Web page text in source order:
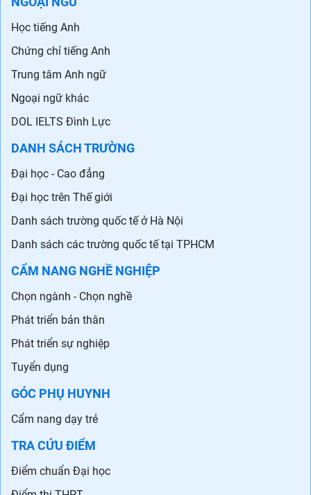
Học tiếng Anh
Chứng chỉ tiếng Anh
Trung tâm Anh ngữ
Ngoại ngữ khác
DOL IELTS Đình Lực
DANH SÁCH TRƯỜNG
Đại học - Cao đẳng
Đại học trên Thế giới
Danh sách trường quốc tế ở Hà Nội
Danh sách các trường quốc tế tại TPHCM
CẨM NANG NGHỀ NGHIỆP
Chọn ngành - Chọn nghề
Phát triển bản thân
Phát triển sự nghiệp
Tuyển dụng
GÓC PHỤ HUYNH
Cẩm nang dạy trẻ
TRA CỨU ĐIỂM
Điểm chuẩn Đại học